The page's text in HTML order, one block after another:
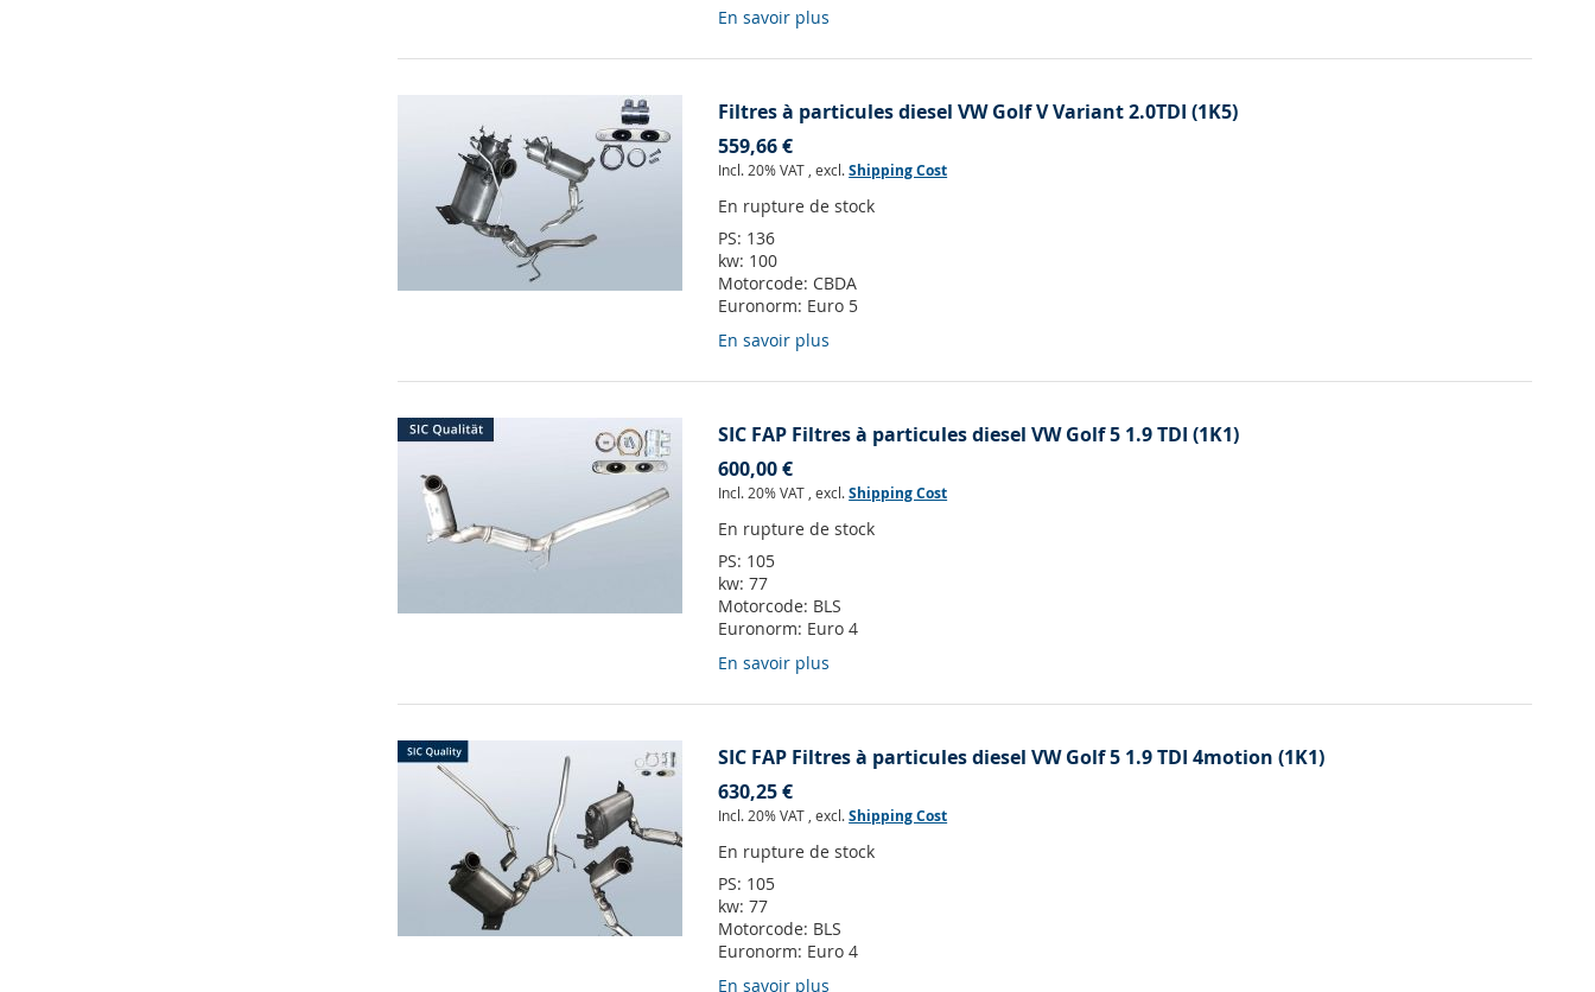
En savoir plus
Filtres à particules diesel VW Golf V Variant 2.0TDI (1K5)
559,66 €
Incl. 20% VAT ,excl.Shipping Cost
En rupture de stock
PS: 136
kw: 100
Motorcode: CBDA
Euronorm: Euro 5
En savoir plus
SIC FAP Filtres à particules diesel VW Golf 5 1.9 TDI (1K1)
600,00 €
Incl. 20% VAT ,excl.Shipping Cost
En rupture de stock
PS: 105
kw:77
Motorcode: BLS
Euronorm: Euro 4
En savoir plus
SIC FAP Filtres à particules diesel VW Golf 5 1.9 TDI 4motion (1K1)
630,25 €
Incl. 20% VAT ,excl.Shipping Cost
En rupture de stock
PS: 105
kw:77
Motorcode: BLS
Euronorm: Euro 4
En savoir plus